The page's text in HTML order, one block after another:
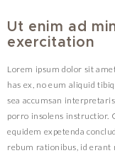
Ut enim ad
exercitation
Lorem ipsum dolor sit
has ex, no eum aliquid
sea accumsan
porro insolens instructior.
equidem expetenda
rebum rationibus, id erant